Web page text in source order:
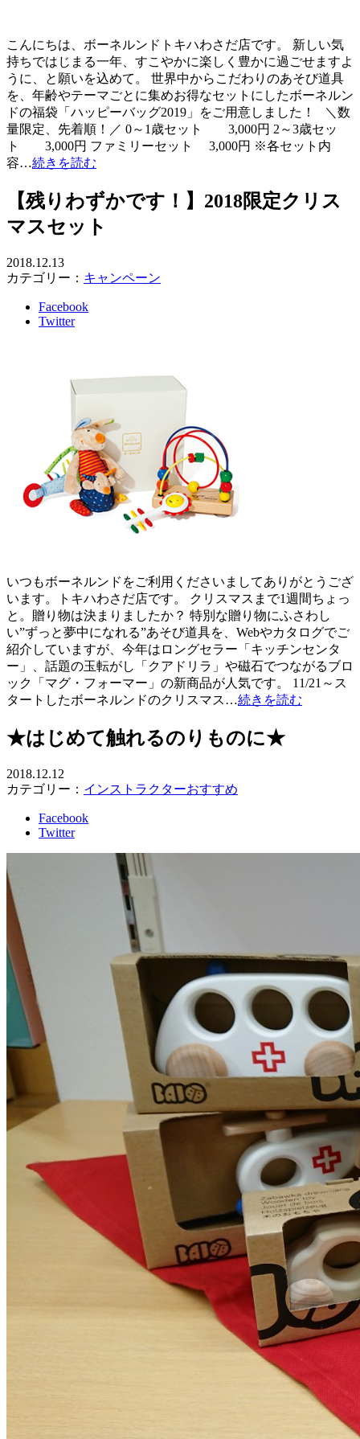
こんにちは、ボーネルンドトキハわさだ店です。 新しい気
持ちではじまる一年、すこやかに楽しく豊かに過ごせますよ
うに、と願いを込めて。 世界中からこだわりのあそび道具
を、年齢やテーマごとに集めお得なセットにしたボーネルン
ドの福袋「ハッピーバッグ2019」をご用意しました！ ＼数
量限定、先着順！／ 0～1歳セット 3,000円 2～3歳セッ
ト 3,000円 ファミリーセット 3,000円 ※各セット内
容…続きを読む
【残りわずかです！】2018限定クリス
マスセット
2018.12.13
カテゴリー： キャンペーン
Facebook
Twitter
いつもボーネルンドをご利用くださいましてありがとうござ
います。トキハわさだ店です。 クリスマスまで1週間ちょっ
と。贈り物は決まりましたか？ 特別な贈り物にふさわし
い”ずっと夢中になれる”あそび道具を、Webやカタログでご
紹介していますが、今年はロングセラー「キッチンセンタ
ー」、話題の玉転がし「クアドリラ」や磁石でつながるブロ
ック「マグ・フォーマー」の新商品が人気です。 11/21～ス
タートしたボーネルンドのクリスマス…続きを読む
★はじめて触れるのりものに★
2018.12.12
カテゴリー： インストラクターおすすめ
Facebook
Twitter